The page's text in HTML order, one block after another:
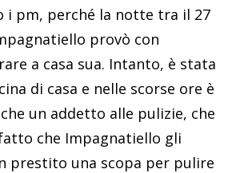
i pm, perché la notte tra il 27
provò con
a casa sua. Intanto, è stata
di casa e nelle scorse ore è
un addetto alle pulizie, che
che Impagnatiello gli
prestito una scopa per pulire